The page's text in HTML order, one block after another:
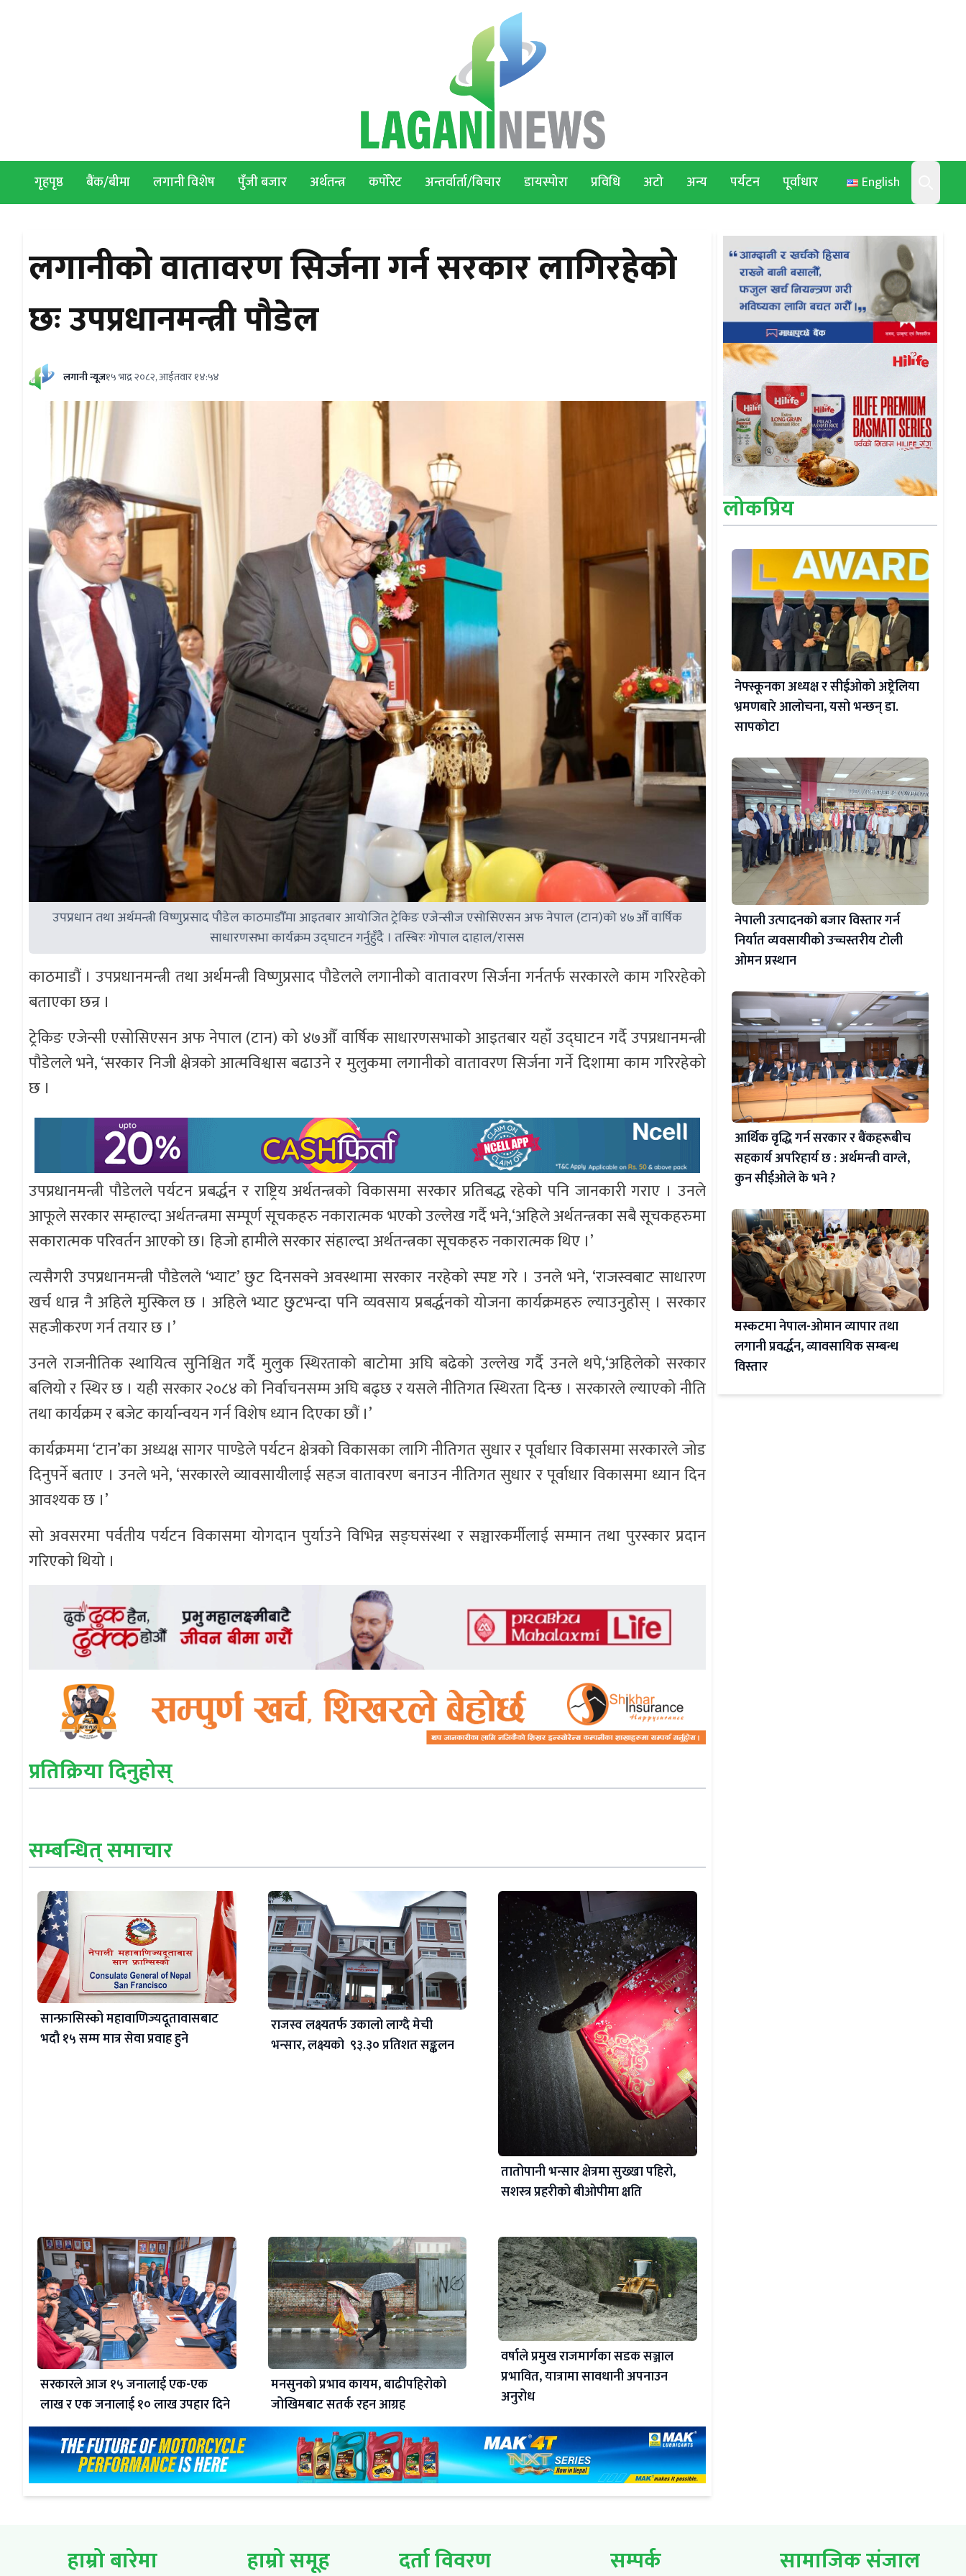
English
Search
गृहपृष्ठ बैंक/बीमा लगानी विशेष पुँजी बजार अर्थतन्त्र कर्पोरेट अन्तर्वार्ता/बिचार डायस्पोरा प्रविधि अटो अन्य पर्यटन पूर्वाधार
लगानीको वातावरण सिर्जना गर्न सरकार लागिरहेको
छः उपप्रधानमन्त्री पौडेल
लगानी न्यूज१५ भाद्र २०८२, आईतवार १४:५४
उपप्रधान तथा अर्थमन्त्री विष्णुप्रसाद पौडेल काठमाडौँमा आइतबार आयोजित ट्रेकिङ एजेन्सीज एसोसिएसन अफ नेपाल (टान)को ४७औँ वार्षिक
साधारणसभा कार्यक्रम उद्घाटन गर्नुहुँदै । तस्बिरः गोपाल दाहाल/रासस
काठमाडौं । उपप्रधानमन्त्री तथा अर्थमन्त्री विष्णुप्रसाद पौडेलले लगानीको वातावरण सिर्जना गर्नतर्फ सरकारले काम गरिरहेको
बताएका छन्र ।
ट्रेकिङ एजेन्सी एसोसिएसन अफ नेपाल (टान) को ४७औँ वार्षिक साधारणसभाको आइतबार यहाँ उद्घाटन गर्दै उपप्रधानमन्त्री
पौडेलले भने, ‘सरकार निजी क्षेत्रको आत्मविश्वास बढाउने र मुलुकमा लगानीको वातावरण सिर्जना गर्ने दिशामा काम गरिरहेको
छ ।
उपप्रधानमन्त्री पौडेलले पर्यटन प्रबर्द्धन र राष्ट्रिय अर्थतन्त्रको विकासमा सरकार प्रतिबद्ध रहेको पनि जानकारी गराए । उनले
आफूले सरकार सम्हाल्दा अर्थतन्त्रमा सम्पूर्ण सूचकहरु नकारात्मक भएको उल्लेख गर्दै भने,‘अहिले अर्थतन्त्रका सबै सूचकहरुमा
सकारात्मक परिवर्तन आएको छ। हिजो हामीले सरकार संहाल्दा अर्थतन्त्रका सूचकहरु नकारात्मक थिए ।’
त्यसैगरी उपप्रधानमन्त्री पौडेलले ‘भ्याट’ छुट दिनसक्ने अवस्थामा सरकार नरहेको स्पष्ट गरे । उनले भने, ‘राजस्वबाट साधारण
खर्च धान्न नै अहिले मुस्किल छ । अहिले भ्याट छुटभन्दा पनि व्यवसाय प्रबर्द्धनकाे योजना कार्यक्रमहरु ल्याउनुहोस् । सरकार
सहजीकरण गर्न तयार छ ।’
उनले राजनीतिक स्थायित्व सुनिश्चित गर्दै मुलुक स्थिरताको बाटोमा अघि बढेको उल्लेख गर्दै उनले थपे,‘अहिलेको सरकार
बलियो र स्थिर छ । यही सरकार २०८४ को निर्वाचनसम्म अघि बढ्छ र यसले नीतिगत स्थिरता दिन्छ । सरकारले ल्याएको नीति
तथा कार्यक्रम र बजेट कार्यान्वयन गर्न विशेष ध्यान दिएका छौं ।’
कार्यक्रममा ‘टान’का अध्यक्ष सागर पाण्डेले पर्यटन क्षेत्रको विकासका लागि नीतिगत सुधार र पूर्वाधार विकासमा सरकारले जोड
दिनुपर्ने बताए । उनले भने, ‘सरकारले व्यावसायीलाई सहज वातावरण बनाउन नीतिगत सुधार र पूर्वाधार विकासमा ध्यान दिन
आवश्यक छ ।’
सो अवसरमा पर्वतीय पर्यटन विकासमा योगदान पुर्याउने विभिन्न सङ्घसंस्था र सञ्चारकर्मीलाई सम्मान तथा पुरस्कार प्रदान
गरिएको थियो ।
प्रतिक्रिया दिनुहोस्
सम्बन्धित् समाचार
सान्फ्रासिस्को महावाणिज्यदूतावासबाट
भदौ १५ सम्म मात्र सेवा प्रवाह हुने
राजस्व लक्ष्यतर्फ उकालो लाग्दै मेची
भन्सार, लक्ष्यको ९३.३० प्रतिशत सङ्कलन
तातोपानी भन्सार क्षेत्रमा सुख्खा पहिरो,
सशस्त्र प्रहरीको बीओपीमा क्षति
सरकारले आज १५ जनालाई एक-एक
लाख र एक जनालाई १० लाख उपहार दिने
मनसुनको प्रभाव कायम, बाढीपहिरोको
जोखिमबाट सतर्क रहन आग्रह
वर्षाले प्रमुख राजमार्गका सडक सञ्जाल
प्रभावित, यात्रामा सावधानी अपनाउन
अनुरोध
लोकप्रिय
नेफ्स्कूनका अध्यक्ष र सीईओको अष्ट्रेलिया
भ्रमणबारे आलोचना, यसो भन्छन् डा‍.
सापकोटा
नेपाली उत्पादनको बजार विस्तार गर्न
निर्यात व्यवसायीको उच्चस्तरीय टोली
ओमन प्रस्थान
आर्थिक वृद्धि गर्न सरकार र बैंकहरूबीच
सहकार्य अपरिहार्य छ : अर्थमन्त्री वाग्ले,
कुन सीईओले के भने ?
मस्कटमा नेपाल-ओमान व्यापार तथा
लगानी प्रवर्द्धन, व्यावसायिक सम्बन्ध
विस्तार
हाम्रो बारेमा हाम्रो समूह दर्ता विवरण सम्पर्क सामाजिक संजाल